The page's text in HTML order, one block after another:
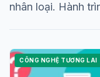
nhân loại. Hành
CÔNG NGHỆ TƯƠNG LAI